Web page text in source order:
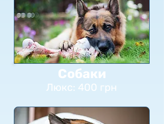
Собаки
Люкс: 400 грн